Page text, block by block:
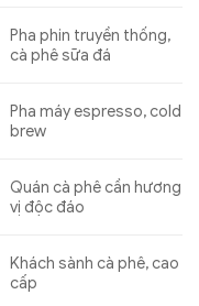
Pha phin truyền thống,
cà phê sữa đá
Pha máy espresso, cold
brew
Quán cà phê cần hương
vị độc đáo
Khách sành cà phê, cao
cấp